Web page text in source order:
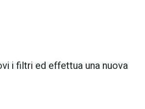
i filtri ed effettua una nuova